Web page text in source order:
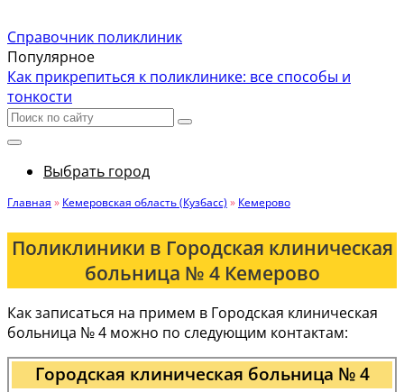
Справочник поликлиник
Популярное
Как прикрепиться к поликлинике: все способы и
тонкости
Выбрать город
Главная » Кемеровская область (Кузбасс) » Кемерово
Поликлиники в Городская клиническая
больница № 4 Кемерово
Как записаться на примем в Городская клиническая
больница № 4 можно по следующим контактам:
Городская клиническая больница № 4